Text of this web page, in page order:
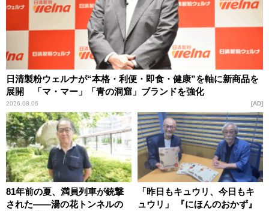
日清製粉ウェルナが“本格・利便・即食・健康”を軸に新商品を
展開 「マ・マー」「青の洞窟」ブランドを強化
2026.08.06 AD
81年前の夏、満員列車が銃撃
された――湯の花トンネルの
「昨日もキュウリ、今日もキ
ュウリ」 『にほんのおかず』